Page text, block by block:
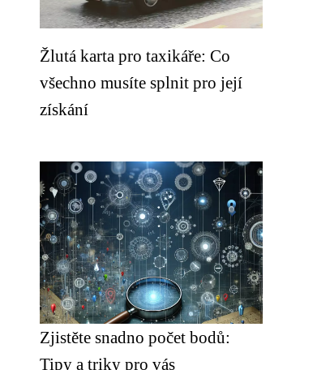
Žlutá karta pro taxikáře: Co
všechno musíte splnit pro její
získání
Zjistěte snadno počet bodů:
Tipy a triky pro vás